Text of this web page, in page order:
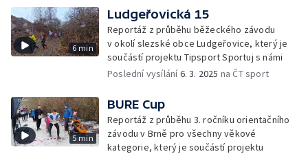
6 min
Ludgeřovická 15
Reportáž z průběhu běžeckého závodu
v okolí slezské obce Ludgeřovice, který je
součástí projektu Tipsport Sportuj s námi
Poslední vysílání6. 3. 2025 na ČT sport
5 min
BURE Cup
Reportáž z průběhu 3. ročníku orientačního
závodu v Brně pro všechny věkové
kategorie, který je součástí projektu